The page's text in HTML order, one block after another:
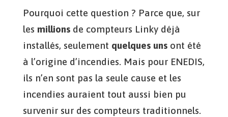
Pourquoi cette question ? Parce que, sur
les millionsde compteurs Linky déjà
installés, seulement quelques unsont été
à l’origine d’incendies. Mais pour ENEDIS,
ils n’en sont pas la seule cause et les
incendies auraient tout aussi bien pu
survenir sur des compteurs traditionnels.